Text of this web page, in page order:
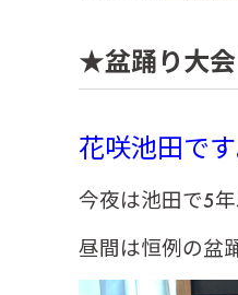
★盆踊り大会
花咲池田です
今夜は池田で5
昼間は恒例の盆